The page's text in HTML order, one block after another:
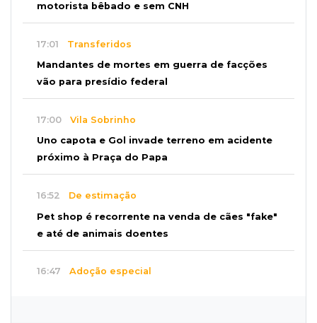
motorista bêbado e sem CNH
17:01 Transferidos
Mandantes de mortes em guerra de facções
vão para presídio federal
17:00 Vila Sobrinho
Uno capota e Gol invade terreno em acidente
próximo à Praça do Papa
16:52 De estimação
Pet shop é recorrente na venda de cães "fake"
e até de animais doentes
16:47 Adoção especial